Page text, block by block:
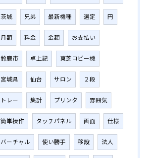
茨城 兄弟 最新機種 選定 円
月額 料金 金額 お支払い
鈴鹿市 卓上記 東芝コピー機
宮城県 仙台 サロン ２段
トレー 集計 プリンタ 雰囲気
簡単操作 タッチパネル 画面 仕様
バーチャル 使い勝手 移設 法人